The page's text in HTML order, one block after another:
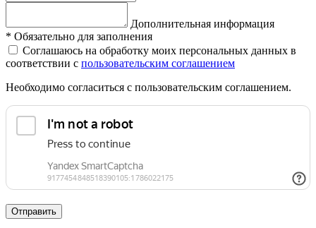
Дополнительная информация
* Обязательно для заполнения
Соглашаюсь на обработку моих персональных данных в
соответствии с пользовательским соглашением
Необходимо согласиться с пользовательским соглашением.
Отправить